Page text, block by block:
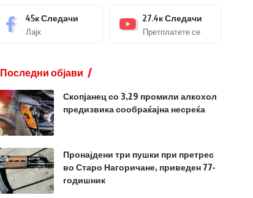
45кСледачи
Лајк
27.4кСледачи
Претплатете се
Последни објави
Скопјанец со 3,29 промили алкохол
предизвика сообраќајна несреќа
Пронајдени три пушки при претрес
во Старо Нагоричане, приведен 77-
годишник